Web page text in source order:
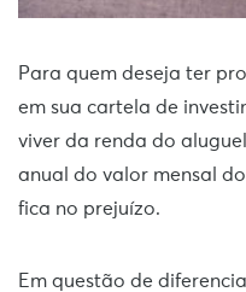
Para quem deseja ter
em sua cartela de
viver da renda do
anual do valor mensal
fica no prejuízo.
Em questão de